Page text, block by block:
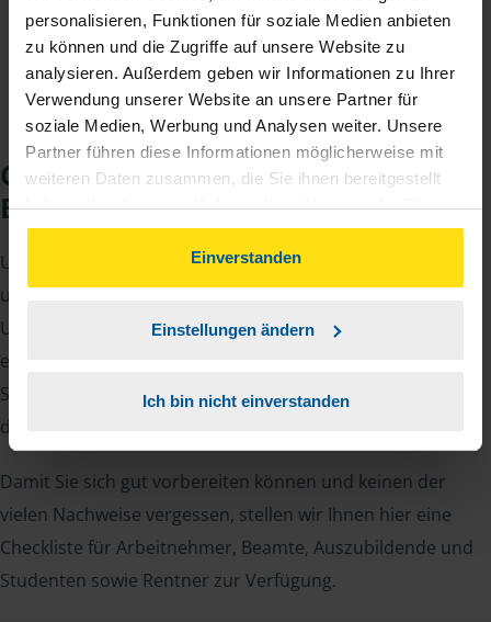
personalisieren, Funktionen für soziale Medien anbieten
zu können und die Zugriffe auf unsere Website zu
analysieren. Außerdem geben wir Informationen zu Ihrer
Verwendung unserer Website an unsere Partner für
soziale Medien, Werbung und Analysen weiter. Unsere
Partner führen diese Informationen möglicherweise mit
weiteren Daten zusammen, die Sie ihnen bereitgestellt
haben oder die sie im Rahmen Ihrer Nutzung der Dienste
gesammelt haben. Indem Sie auf Einverstanden klicken,
können Sie der Verwendung von Cookies, gemäß
unserer➔ Datenschutzrichtliniezustimmen.
Einverstanden
Einstellungen ändern
Ich bin nicht einverstanden
Jahreseinnahmen richtet.
Checkliste für Ihr
Beratungsgespräch
Um Ihre Steuererklärung erstellen zu können, benötigen
unsere Beraterinnen und Berater eine Reihe von
Unterlagen von Ihnen. Dazu gehört beispielsweise die
elektronische Lohnsteuerbescheinigung, Ihre
Steueridentifikationsnummer, der Rentenbescheid oder
die Bescheinigung über das Kindergeld.
Damit Sie sich gut vorbereiten können und keinen der
vielen Nachweise vergessen, stellen wir Ihnen hier eine
Checkliste für Arbeitnehmer, Beamte, Auszubildende und
Studenten sowie Rentner zur Verfügung.